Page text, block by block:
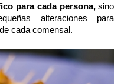
para cada persona,sino
alteraciones para
cada comensal.